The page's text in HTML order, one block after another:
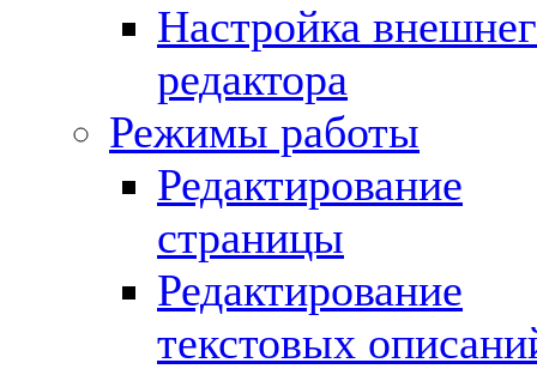
Настройка
редактора
Режимы работы
Редактирование
страницы
Редактирование
текстовых